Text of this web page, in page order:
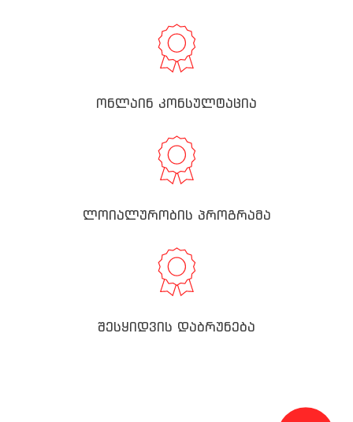
ონლაინ კონსულტაცია
ლოიალურობის პროგრამა
შესყიდვის დაბრუნება